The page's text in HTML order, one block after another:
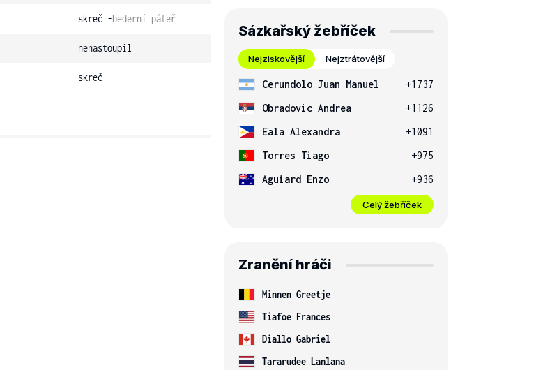
skreč -bederní páteř
nenastoupil
skreč
Sázkařský žebříček
Nejziskovější Nejztrátovější
Cerundolo Juan Manuel
+1737
Obradovic Andrea
+1126
Eala Alexandra
+1091
Torres Tiago
+975
Aguiard Enzo
+936
Celý žebříček
Zranění hráči
Minnen Greetje
Tiafoe Frances
Diallo Gabriel
Tararudee Lanlana